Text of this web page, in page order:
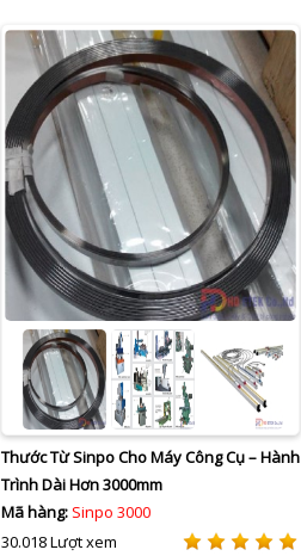
Thước Từ Sinpo Cho Máy Công Cụ – Hành
Trình Dài Hơn 3000mm
Mã hàng: Sinpo 3000
30.018 Lượt xem